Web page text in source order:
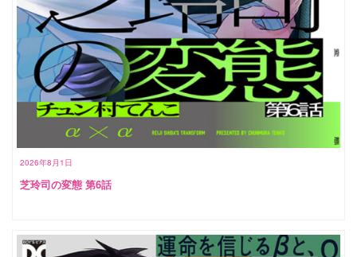
2026年8月1日
芝玲司の変態 第6話